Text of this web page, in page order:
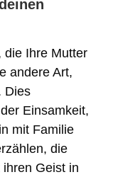
die Ihre Mutter
andere Art,
Dies
Einsamkeit,
mit Familie
die
Geist in